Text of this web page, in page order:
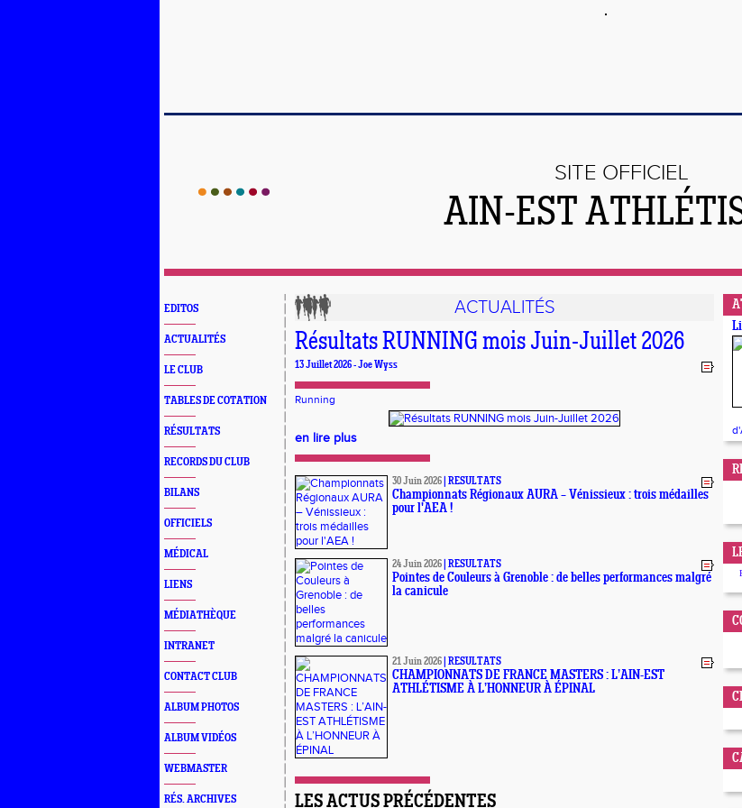
SITE OFFICIEL
AIN-EST
EDITOS
ACTUALITÉS
LE CLUB
TABLES DE COTATION
RÉSULTATS
RECORDS DU CLUB
BILANS
OFFICIELS
MÉDICAL
LIENS
MÉDIATHÈQUE
INTRANET
CONTACT CLUB
ALBUM PHOTOS
ALBUM VIDÉOS
WEBMASTER
RÉS. ARCHIVES
ACTUALITÉS
Résultats RUNNING mois Juin-Juillet 2026
13 Juillet 2026 - Joe Wyss
Running
en lire plus
30 Juin 2026 RESULTATS
Championnats Régionaux AURA – Vénissieux : trois médailles
pour l'AEA !
24 Juin 2026 RESULTATS
Pointes de Couleurs à Grenoble : de belles performances malgré
la canicule
21 Juin 2026 RESULTATS
CHAMPIONNATS DE FRANCE MASTERS : L’AIN-EST
ATHLÉTISME À L’HONNEUR À ÉPINAL
LES ACTUS PRÉCÉDENTES